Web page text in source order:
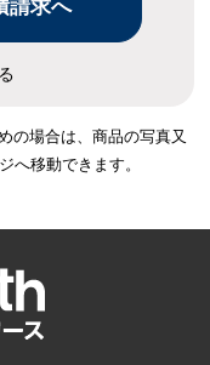
の場合は、商品の写真又
へ移動できます。